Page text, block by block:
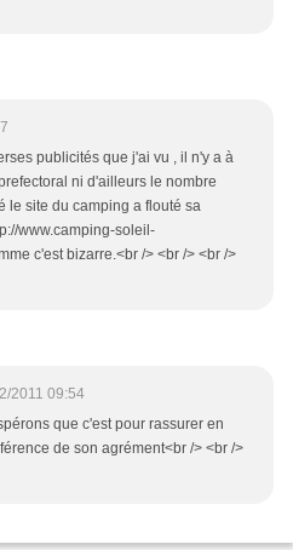
publicités que j'ai vu , il n'y a à
ni d'ailleurs le nombre
le site du camping a flouté sa
soleil-
c'est bizarre.<br /> <br /> <br />
2011 09:54
que c'est pour rassurer en
de son agrément<br /> <br />